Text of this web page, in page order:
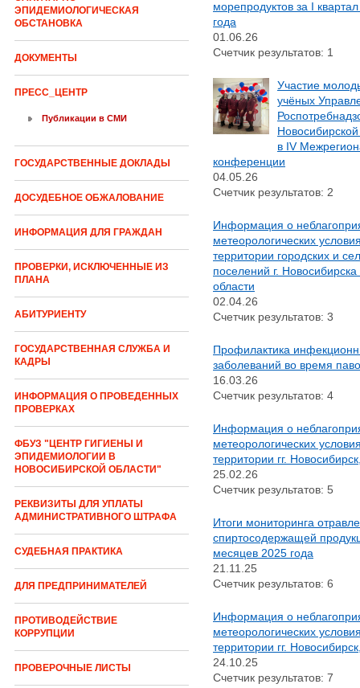
ЭПИДЕМИОЛОГИЧЕСКАЯ
ОБСТАНОВКА
ДОКУМЕНТЫ
ПРЕСС_ЦЕНТР
Публикации в СМИ
ГОСУДАРСТВЕННЫЕ ДОКЛАДЫ
ДОСУДЕБНОЕ ОБЖАЛОВАНИЕ
ИНФОРМАЦИЯ ДЛЯ ГРАЖДАН
ПРОВЕРКИ, ИСКЛЮЧЕННЫЕ ИЗ
ПЛАНА
АБИТУРИЕНТУ
ГОСУДАРСТВЕННАЯ СЛУЖБА И
КАДРЫ
ИНФОРМАЦИЯ О ПРОВЕДЕННЫХ
ПРОВЕРКАХ
ФБУЗ "ЦЕНТР ГИГИЕНЫ И
ЭПИДЕМИОЛОГИИ В
НОВОСИБИРСКОЙ ОБЛАСТИ"
РЕКВИЗИТЫ ДЛЯ УПЛАТЫ
АДМИНИСТРАТИВНОГО ШТРАФА
СУДЕБНАЯ ПРАКТИКА
ДЛЯ ПРЕДПРИНИМАТЕЛЕЙ
ПРОТИВОДЕЙСТВИЕ
КОРРУПЦИИ
ПРОВЕРОЧНЫЕ ЛИСТЫ
морепродуктов за I
года
01.06.26
Счетчик результатов: 1
Участие
учёных
в IV
конференции
04.05.26
Счетчик результатов: 2
Информация о
метеорологических
территории городских и
поселений г. Новосибирска
области
02.04.26
Счетчик результатов: 3
Профилактика
заболеваний во время
16.03.26
Счетчик результатов: 4
Информация о
метеорологических
территории гг.
25.02.26
Счетчик результатов: 5
Итоги мониторинга
спиртосодержащей
месяцев 2025 года
21.11.25
Счетчик результатов: 6
Информация о
метеорологических
территории гг.
24.10.25
Счетчик результатов: 7